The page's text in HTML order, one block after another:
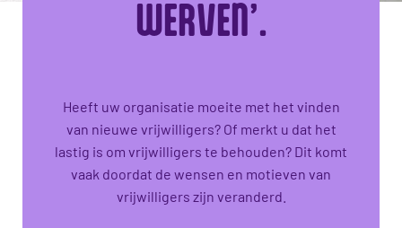
WERVEN’.
Heeft uw organisatie moeite met het vinden
van nieuwe vrijwilligers? Of merkt u dat het
lastig is om vrijwilligers te behouden? Dit komt
vaak doordat de wensen en motieven van
vrijwilligers zijn veranderd.